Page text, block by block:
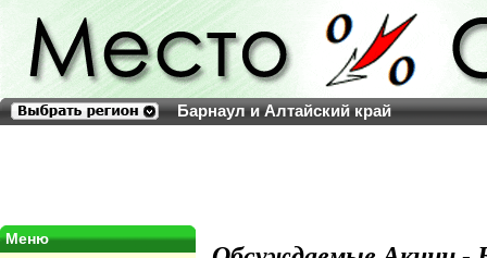
Барнаул и Алтайский край
Меню